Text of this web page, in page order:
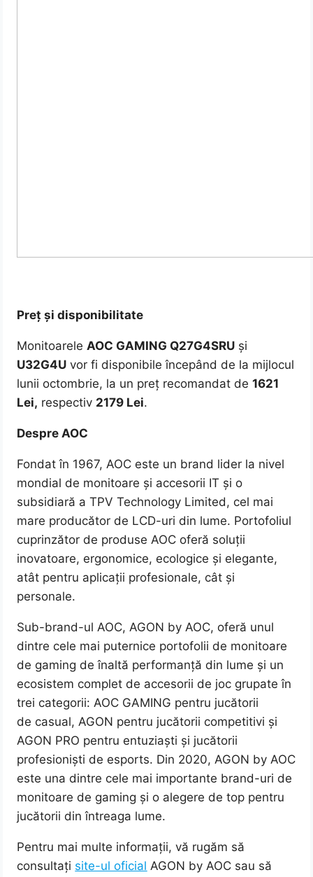
Preț și disponibilitate
MonitoareleAOC GAMING Q27G4SRU și
U32G4U vor fi disponibile începând de la mijlocul
lunii octombrie, la un preț recomandat de1621
Lei, respectiv 2179 Lei.
Despre AOC
Fondat în 1967, AOC este un brand lider la nivel
mondial de monitoare și accesorii IT și o
subsidiară a TPV Technology Limited, cel mai
mare producător de LCD-uri din lume. Portofoliul
cuprinzător de produse AOC oferă soluții
inovatoare, ergonomice, ecologice și elegante,
atât pentru aplicații profesionale, cât și
personale.
Sub-brand-ul AOC, AGON by AOC, oferă unul
dintre cele mai puternice portofolii de monitoare
de gaming de înaltă performanță din lume și un
ecosistem complet de accesorii de joc grupate în
trei categorii: AOC GAMING pentru jucătorii
de casual, AGON pentru jucătorii competitivi și
AGON PRO pentru entuziaști și jucătorii
profesioniști de esports. Din 2020, AGON by AOC
este una dintre cele mai importante brand-uri de
monitoare de gaming și o alegere de top pentru
jucătorii din întreaga lume.
Pentru mai multe informații, vă rugăm să
consultați site-ul oficial AGON by AOC sau să